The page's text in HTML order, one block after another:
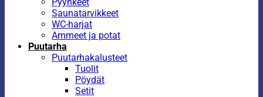
Saunatarvikkeet
WC-harjat
Ammeet ja potat
Puutarha
Puutarhakalusteet
Tuolit
Pöydät
Setit